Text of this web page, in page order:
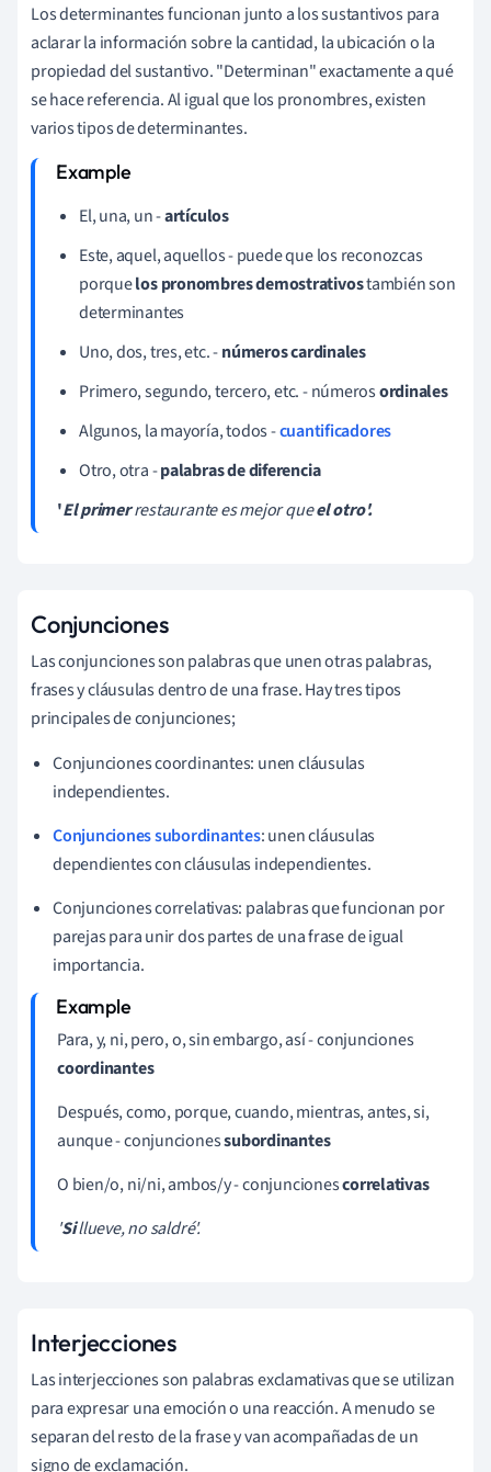
Los determinantes funcionan junto a los sustantivos para
aclarar la información sobre la cantidad, la ubicación o la
propiedad del sustantivo. "Determinan" exactamente a qué
se hace referencia. Al igual que los pronombres, existen
varios tipos de determinantes.
El, una, un -artículos
Este, aquel, aquellos - puede que los reconozcas
porquelos pronombres demostrativostambién son
determinantes
Uno, dos, tres, etc. -números cardinales
Primero, segundo, tercero, etc. - númerosordinales
Algunos, la mayoría, todos -cuantificadores
Otro, otra -palabras de diferencia
'El primerrestaurante es mejor queel otro'.
Conjunciones
Las conjunciones son palabras que unen otras palabras,
frases y cláusulas dentro de una frase. Hay tres tipos
principales de conjunciones;
Conjunciones coordinantes: unen cláusulas
independientes.
Conjunciones subordinantes: unen cláusulas
dependientes con cláusulas independientes.
Conjunciones correlativas: palabras que funcionan por
parejas para unir dos partes de una frase de igual
importancia.
Para, y, ni, pero, o, sin embargo, así - conjunciones
coordinantes
Después, como, porque, cuando, mientras, antes, si,
aunque - conjuncionessubordinantes
O bien/o, ni/ni, ambos/y - conjuncionescorrelativas
'Sillueve, no saldré'.
Interjecciones
Las interjecciones son palabras exclamativas que se utilizan
para expresar una emoción o una reacción. A menudo se
separan del resto de la frase y van acompañadas de un
signo de exclamación.